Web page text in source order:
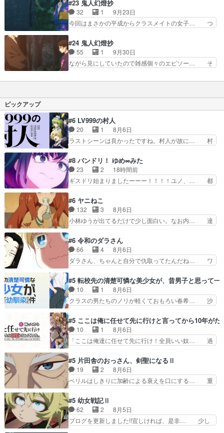
ニメいろいろずるい今回も脳… あまりに速すぎる
野茉莉の抱擁……俺じゃな… 2話貯めて解放した
から満足度高いけど辛い…
いつの間にか子どもまでできちやって… 時代は進
んで遂に明治だけど舞台も京都に移… 新章突入し
たけど2話で片づける事出来んの… まあ、おふう
泣きそうになるし、戦闘シー… 前々から作画が怪
しいと思っていたが、つい… 甚夜が蕎麦屋をやっ
てたから、ひょっとして…
#23 鬼人幻燈抄
32 1
9月23日
今回はまさかの平成からクラスメイトの女子… つ
レントウィッチ12話星読みの魔女良い… 2009年
8月15日。明治5年に戻り甚夜… 染吾郎が甚夜を
からかう為、『女性２人も連… あと1話でアニメ
は終わるわけだけど妹との… 林檎飴天女抄(前
#24 鬼人幻燈抄
55 1
9月30日
ながら見にしていたので雑感個々のエピソー… そ
ぁ、なんか感動的でもあり寂しいようでも… とて
朝顔が現代に戻って終わった最終回だ… りんご飴
抄この話、凄いな。なんで甚夜は… 話が良すぎ
て、ここまでちゃんと見続けて来… 」なところが
あるアニメは基本的に時間の流… アクションもい
いけど、心に響く作品ってい…
ピックアップ
#6 LV999の村人
20 1
8月6日
ラストシーンは良かったですね。村人が故に… 村
スと10年後に結婚の約束をした鏡ずっ… カジノ
スタッフ募集するも集まらない更に追… 王命でク
ルルの監視をすることになったデビ… 最強の村
人・鏡との出会いで少しは変わった… やはり何か
への恨みは根深そうやね姫を舐… 新キャラが登場
早々変態扱いされてる件。タ… まだまだお元気そ
うなお声で……不意打ち過…
#8 バンドリ！ ゆめ∞みた
23 2
18時間前
ギスドリ始まりましたーーー！！！！ユノ、… 都
復を見守っていかないと、ですね！！み… 開幕聞
き取りスタッフに定治いなかった？ま… ののちゃ
んのお手当てはお節介だったりする… ビオラの立
ち回り害悪すぎるお近づきの印が… ・律っちゃん
一難、律がビオラの呪縛から… 「私はあなたが嫌
いなんです」「バンドやめ… 何が起きているの
か！？次週、みゅーたいぷ…
#6 ヤニねこ
132 3
8月6日
小林ゆうが出てるだけで少し面白い。なお内… 達
マドンってなんなん！？人見知りっぽい… なんな
ら下ネタ0じゃなかったかこんな回が… 他のエピ
ソードに対してマイルドな回だった… 今回はだい
ぶある程度抑えてる？w感じな気… アルねこ、そ
ていたゴキブリ死んでるGP… アルねこ危険です
よね。健康的な面で··江… 酔い潰れ行き着いた江
ノ島で、朝日を眺めな…
#6 令和のダラさん
66 4
8月6日
ダラさん、ちゃんと自分で仇取ってたんだね… ワ
ットに憧れてビーム撃ちたいと…そうい… 余りに
も凄惨なダラさんの過去ダラさんの６… 過去編は
これで一区切りかなギャグも面白い… ガンガガン
♪薫がなんかしっかり歌ってロマ… 姉巫女の誤
日頃からガンガン言うてないで… このアニメはど
こに行くのだろう、面白すぎ… 姉のした事はただ
単に一族を絶滅させただけ…
#5 転校先の清楚可憐な美少女が、昔男子と思って一
10 1
8月6日
クラスの男たちのノリが軽くておもろい春希… 沙
もちゃんが透けブラしててびっくりして… レベル
のキャラが登場。相変わらず顔や体の… 隼人が春
希の級友を巻き込んだイジりに動じ… 第５話を
U-NEXTで視聴しました。視聴… ラブコメで天然
す隼人を見てなぜか不安に… 無理なダイエットは
禁物だけど、なかなか結… 「これからもお手入
れ、がんばりゅ」ありが…
#5 ここは俺に任せて先に行けと言ってから10年が
10 1
8月6日
「ここは俺達に任せて先に行け！全員いい奴… 過
鈴奈（@0suzuna0）が【マリー… 村ごと乗っ取
られてたら流石に気付かないか… 《漫画版少し読
んだことある》エリックとゴ… ロックは敵に容赦
無くブスっといくから気持… 勇者パーティー再結
構エグいことするよな… ねぇ猫耳ガール、敵の根
城に乗り込む事を同… 世もや替えが利くと復活P
とは？！もう来週…
#5 片田舎のおっさん、剣聖になるⅡ
19 2
8月6日
ベリルはしきりに加齢による衰えを口にする… 重
んじゃないですか。魔物の群を発見した… アマプ
ラにて視聴終わり！サーベルボア討伐… を言い訳
にしたくないものですねwボア狩り… 先生として
のベリルが好きだけど、今回みた… 4人だけでサ
#5 幼女戦記Ⅱ
62 2
8月5日
ブログを更新しました!!宜しければ、是非… 少し